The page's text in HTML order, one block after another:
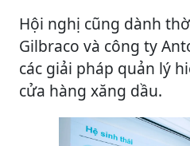
Hội nghị cũng dành
Gilbraco và công ty
các giải pháp quản lý
cửa hàng xăng dầu.